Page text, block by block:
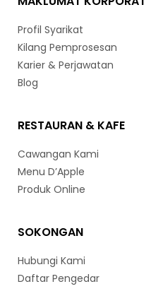
Profil Syarikat
Kilang Pemprosesan
Karier & Perjawatan
Blog
RESTAURAN & KAFE
Cawangan Kami
Menu D’Apple
Produk Online
SOKONGAN
Hubungi Kami
Daftar Pengedar